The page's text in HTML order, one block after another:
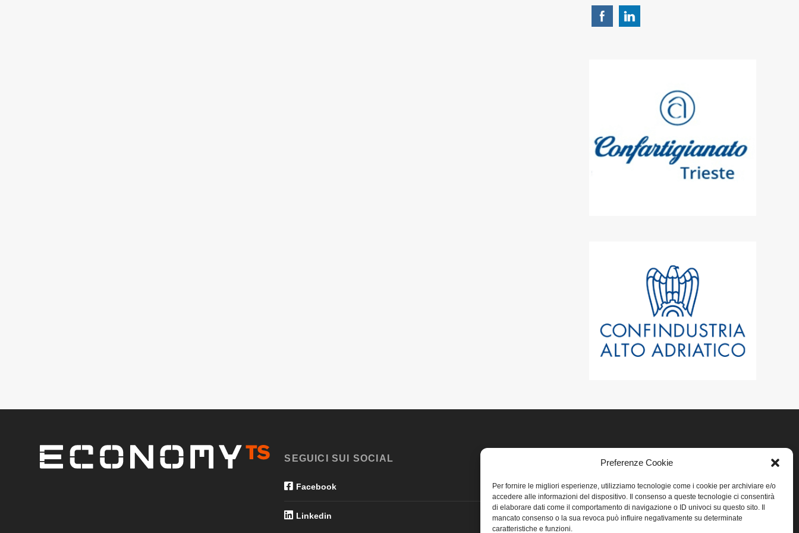
Preferenze Cookie
Per fornire le migliori esperienze, utilizziamo tecnologie come i cookie per archiviare e/o
accedere alle informazioni del dispositivo. Il consenso a queste tecnologie ci consentirà
di elaborare dati come il comportamento di navigazione o ID univoci su questo sito. Il
mancato consenso o la sua revoca può influire negativamente su determinate
caratteristiche e funzioni.
SEGUICI SUI SOCIAL
Facebook
Linkedin
Home
Privacy